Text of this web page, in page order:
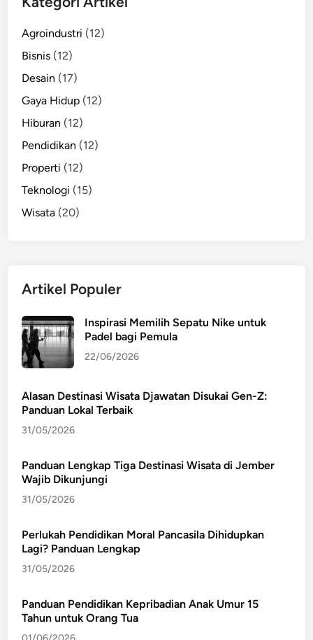
Agroindustri (12)
Bisnis (12)
Desain (17)
Gaya Hidup (12)
Hiburan (12)
Pendidikan (12)
Properti (12)
Teknologi (15)
Wisata (20)
Artikel Populer
Inspirasi Memilih Sepatu Nike untuk
Padel bagi Pemula
22/06/2026
Alasan Destinasi Wisata Djawatan Disukai Gen-Z:
Panduan Lokal Terbaik
31/05/2026
Panduan Lengkap Tiga Destinasi Wisata di Jember
Wajib Dikunjungi
31/05/2026
Perlukah Pendidikan Moral Pancasila Dihidupkan
Lagi? Panduan Lengkap
31/05/2026
Panduan Pendidikan Kepribadian Anak Umur 15
Tahun untuk Orang Tua